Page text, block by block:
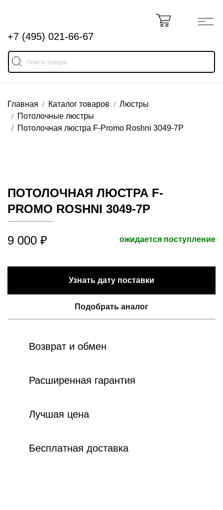
+7 (495) 021-66-67
Главная Каталог товаров
Люстры
Потолочные люстры
Потолочная люстра F-Promo Roshni 3049-7P
ПОТОЛОЧНАЯ ЛЮСТРА F-
PROMO ROSHNI 3049-7P
9 000 ₽ ожидается поступление
Узнать дату поставки
Подобрать аналог
Возврат и обмен
Расширенная гарантия
Лучшая цена
Бесплатная доставка